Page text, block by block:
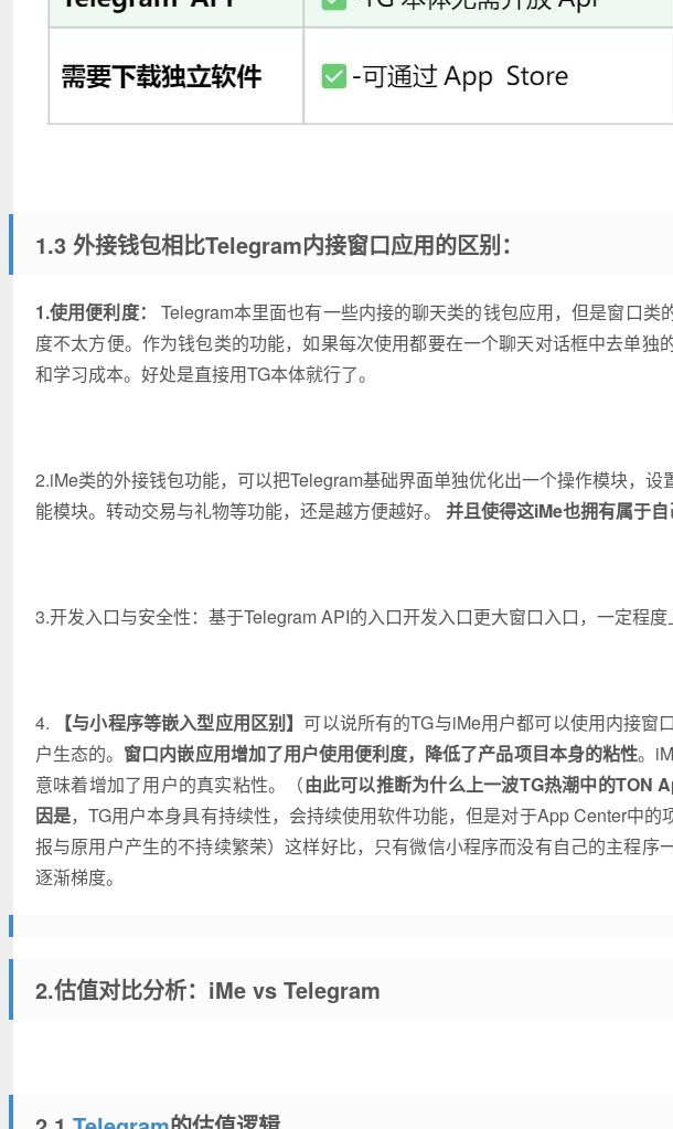
1.3 外接钱包相比Telegram内接窗口应用的区别：
1.使用便利度：
Telegram本里面也有一些内接的聊天类的钱包应用，但是窗口
度不太方便。作为钱包类的功能，如果每次使用都要在一个聊天对话框中去单
和学习成本。好处是直接用TG本体就行了。
2.iMe类的外接钱包功能，可以把Telegram基础界面单独优化出一个操作模块，
能模块。转动交易与礼物等功能，还是越方便越好。 并且使得这iMe也拥有属于
3.开发入口与安全性：基于Telegram API的入口开发入口更大窗口入口，一定程
4. 【与小程序等嵌入型应用区别】 可以说所有的TG与iMe用户都可以使用内接
户生态的。 窗口内嵌应用增加了用户使用便利度，降低了产品项目本身的粘性。
意味着增加了用户的真实粘性。（由此可以推断为什么上一波TG热潮中的TON
因是，TG用户本身具有持续性，会持续使用软件功能，但是对于App Center中
报与原用户产生的不持续繁荣）这样好比，只有微信小程序而没有自己的主程序
逐渐梯度。
2.估值对比分析：iMe vs Telegram